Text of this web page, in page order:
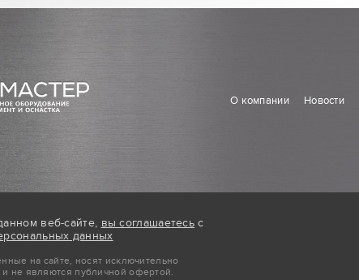
О компании Новости
веб-сайте, вы соглашаетесь с
данных
на сайте, носят исключительно
не являются публичной офертой.